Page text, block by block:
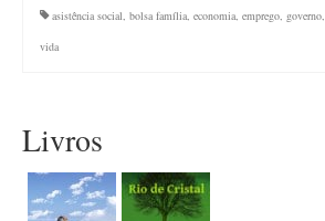
asistência social, bolsa família, economia, emprego, governo,
vida
Livros